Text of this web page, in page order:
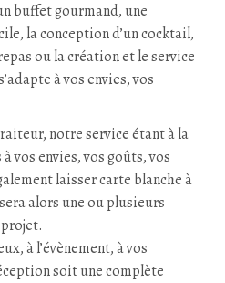
buffet gourmand, une
la conception d’un cocktail,
ou la création et le service
à vos envies, vos
notre service étant à la
vos envies, vos goûts, vos
laisser carte blanche à
alors une ou plusieurs
à l’évènement, à vos
soit une complète